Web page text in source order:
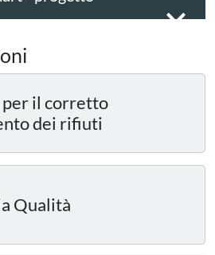
il corretto
dei rifiuti
Qualità